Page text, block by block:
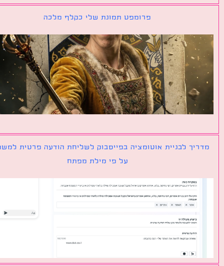
פרומפט תמונת שלי כקלף מלכה
לבניית אוטומציה בפייסבוק לשליחת הודעה פרטית למשתמש
על פי מילת מפתח